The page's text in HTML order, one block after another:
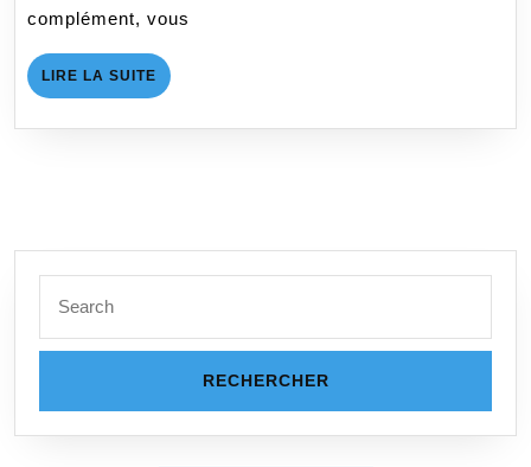
complément, vous
LIRE LA SUITE LIRE
LA
for: